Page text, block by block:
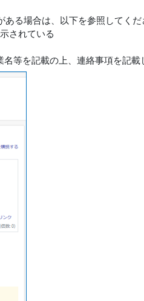
る場合は、以下を参照してくだ
されている
等を記載の上、連絡事項を記載